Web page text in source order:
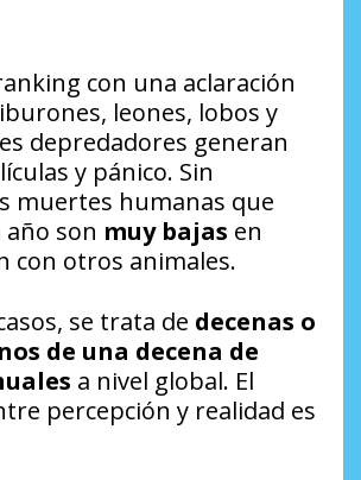
con una aclaración
leones, lobos y
depredadores generan
y pánico. Sin
muertes humanas que
año son muy bajas en
con otros animales.
se trata de decenas o
de una decena de
a nivel global. El
percepción y realidad es